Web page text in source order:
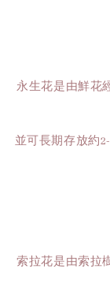
永生花是由鮮花
並可長期存放約
索拉花是由索拉